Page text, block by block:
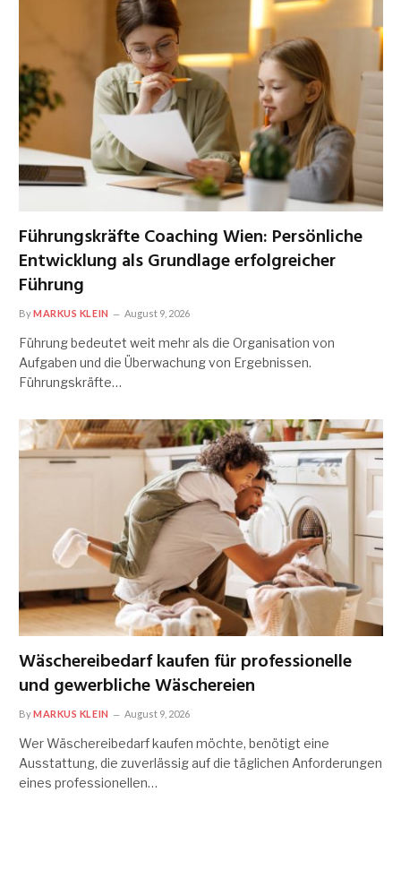
Führungskräfte Coaching Wien: Persönliche
Entwicklung als Grundlage erfolgreicher
Führung
ByMARKUS KLEIN August 9, 2026
Führung bedeutet weit mehr als die Organisation von
Aufgaben und die Überwachung von Ergebnissen.
Führungskräfte…
Wäschereibedarf kaufen für professionelle
und gewerbliche Wäschereien
ByMARKUS KLEIN August 9, 2026
Wer Wäschereibedarf kaufen möchte, benötigt eine
Ausstattung, die zuverlässig auf die täglichen Anforderungen
eines professionellen…